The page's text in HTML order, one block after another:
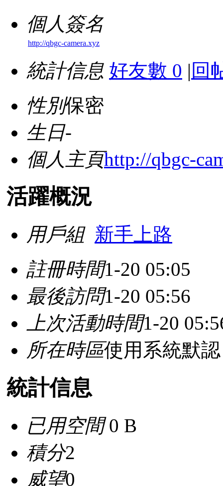
個人簽名
http://qbgc-camera.xyz
統計信息 好友數 0 | 回
性別保密
生日-
個人主頁http://qbgc-
活躍概況
用戶組 新手上路
註冊時間1-20 05:05
最後訪問1-20 05:56
上次活動時間1-20
所在時區使用系統默認
統計信息
已用空間0 B
積分2
威望0